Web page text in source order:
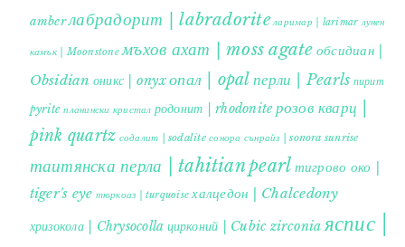
amberлабрадорит | labradorite ларимар | larimar лунен
камък | Moonstone мъхов ахат | moss agate обсидиан |
Obsidian оникс | onyxопал | opal перли | Pearls пирит |
pyrite планински кристал родонит | rhodonite розов кварц |
pink quartz содалит | sodalite сонора сънрайз | sonora sunrise
таитянска перла | tahitian pearl тигрово око |
tiger's eye тюркоаз | turquoise халцедон | Chalcedony
хризокола | Chrysocolla цирконий | Cubic zirconia яспис |